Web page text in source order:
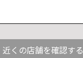
近くの店舗を確認する